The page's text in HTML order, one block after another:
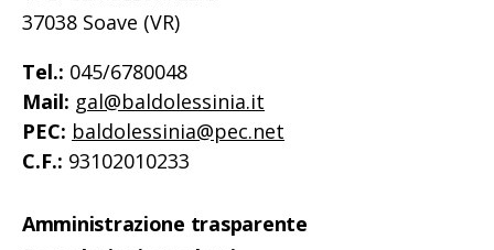
37038 Soave (VR)
Tel.: 045/6780048
Mail: gal@baldolessinia.it
PEC: baldolessinia@pec.net
C.F.: 93102010233
Amministrazione trasparente